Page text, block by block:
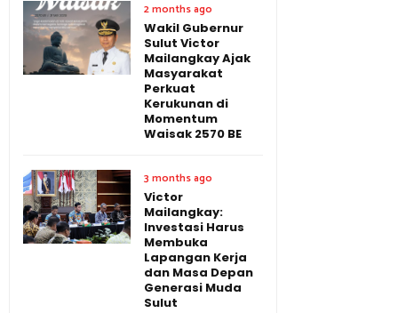
2 months ago
Wakil Gubernur
Sulut Victor
Mailangkay Ajak
Masyarakat
Perkuat
Kerukunan di
Momentum
Waisak 2570 BE
3 months ago
Victor
Mailangkay:
Investasi Harus
Membuka
Lapangan Kerja
dan Masa Depan
Generasi Muda
Sulut